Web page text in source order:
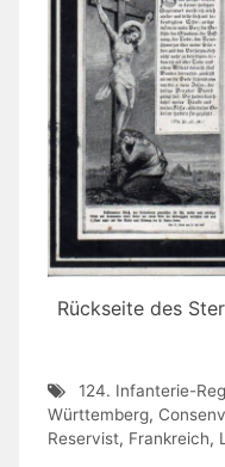
Rückseite des
124. Infanterie-
Württemberg,
Reservist, Frankreich,